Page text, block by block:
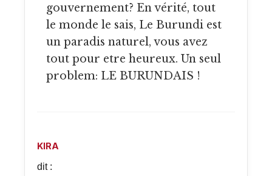
gouvernement? En vérité, tout
le monde le sais, Le Burundi est
un paradis naturel, vous avez
tout pour etre heureux. Un seul
problem: LE BURUNDAIS !
KIRA
dit :